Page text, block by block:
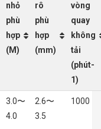
nhỏ
phù
hợp
(M)
rô
phù
hợp
(mm)
vòng
quay
không
tải
(phút-
1)
3.0〜
4.0
2.6〜
3.5
1000